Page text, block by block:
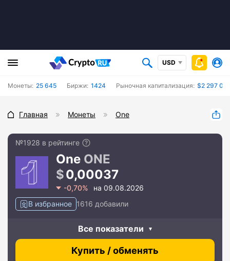
USD
Монеты: 25 645 Биржи: 1424 Рыночная капитализация: $2 297
Главная Монеты One
№1928 в рейтинге
One ONE
0,00037
-0,70%
на 09.08.2026
В избранное 1616 добавили
Все показатели
Купить / обменять